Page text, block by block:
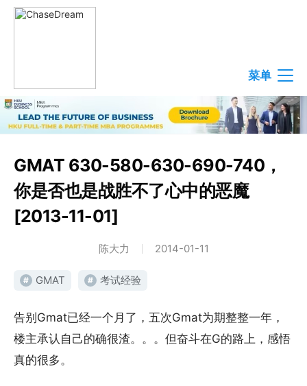
菜单
GMAT 630-580-630-690-740，
你是否也是战胜不了心中的恶魔
[2013-11-01]
陈大力 2014-01-11
# GMAT # 考试经验
告别Gmat已经一个月了，五次Gmat为期整整一年，
楼主承认自己的确很渣。。。但奋斗在G的路上，感悟
真的很多。